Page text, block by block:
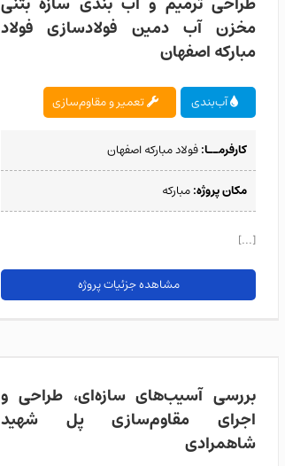
مخزن آب دمین فولادسازی فولاد
مبارکه اصفهان
آب‌بندی تعمیر و مقاوم‌سازی
کارفرمــا:فولاد مبارکه اصفهان
مکان پروژه:مبارکه
[...]
مشاهده جزئیات پروژه
بررسی آسیب‌های سازه‌ای، طراحی و
اجرای مقاوم‌سازی پل شهید
شاهمرادی